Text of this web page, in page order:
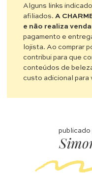
Alguns links
afiliados.A
e não realiza
pagamento e
lojista. Ao comprar
contribui para que
conteúdos de
custo adicional para
publicado